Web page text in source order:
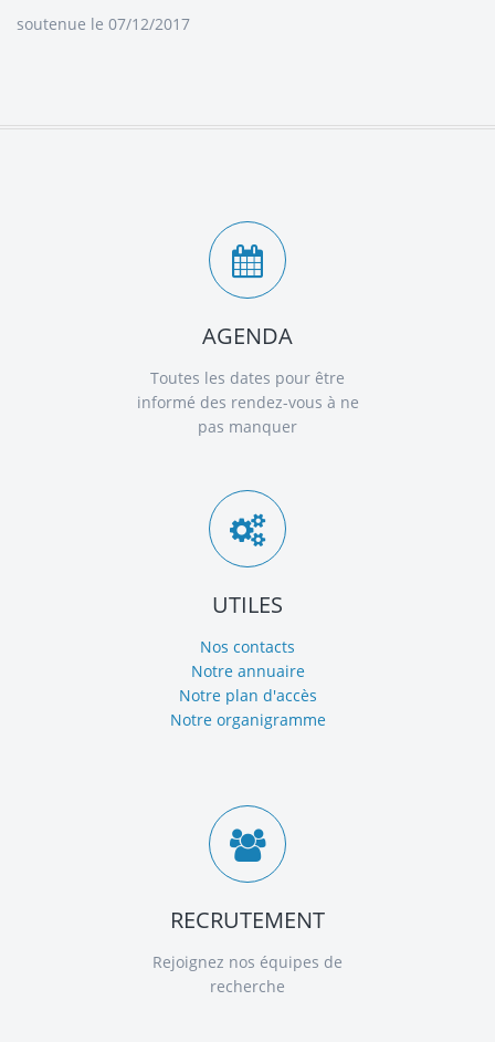
soutenue le 07/12/2017
AGENDA
Toutes les dates pour être
informé des rendez-vous à ne
pas manquer
UTILES
Nos contacts
Notre annuaire
Notre plan d'accès
Notre organigramme
RECRUTEMENT
Rejoignez nos équipes de
recherche